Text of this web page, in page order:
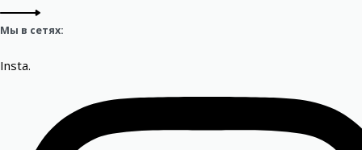
Мы в сетях:
Insta.